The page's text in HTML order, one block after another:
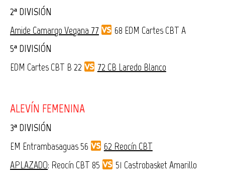
2ª DIVISIÓN
Amide Camargo Vegana 77
68 EDM Cartes CBT A
5ª DIVISIÓN
EDM Cartes CBT B 22
72 CB Laredo Blanco
ALEVÍN FEMENINA
3ª DIVISIÓN
EM Entrambasaguas 56
62 Reocín CBT
APLAZADO: Reocín CBT 85 51 Castrobasket Amarillo